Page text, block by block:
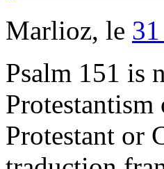
Marlioz, le
Psalm 151 is
Protestant or